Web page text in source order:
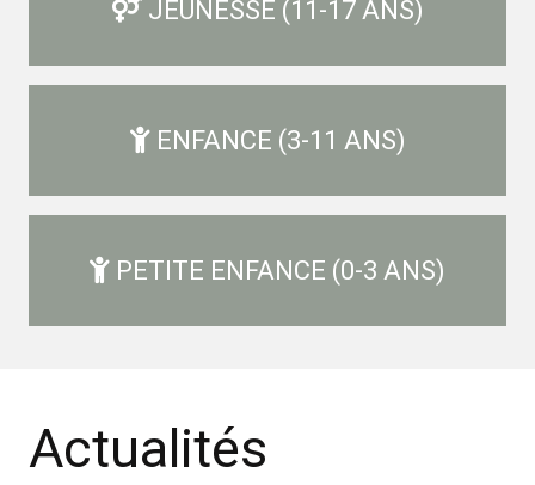
JEUNESSE (11-17 ANS)
ENFANCE (3-11 ANS)
PETITE ENFANCE (0-3 ANS)
Actualités